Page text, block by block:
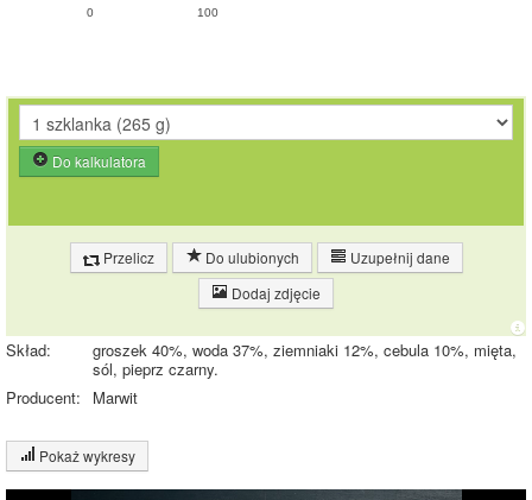
0 100
Do kalkulatora
Przelicz Do ulubionych
Uzupełnij dane
Dodaj zdjęcie
Skład:
groszek 40%, woda 37%, ziemniaki 12%, cebula 10%, mięta,
sól, pieprz czarny.
Producent:
Marwit
Pokaż wykresy
Wykres składu produktu